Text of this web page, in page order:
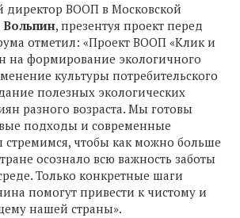
ВООП в Московской
Вольпин, презентуя проект перед
отметил: «Проект ВООП «Клик и
на формирование экологичного
культуры потребительского
полезных экологических
разного возраста. Мы готовы
подходы и современные
чтобы как можно больше
осознало всю важность заботы
Только конкретные шаги
помогут привести к чистому и
нашей страны».